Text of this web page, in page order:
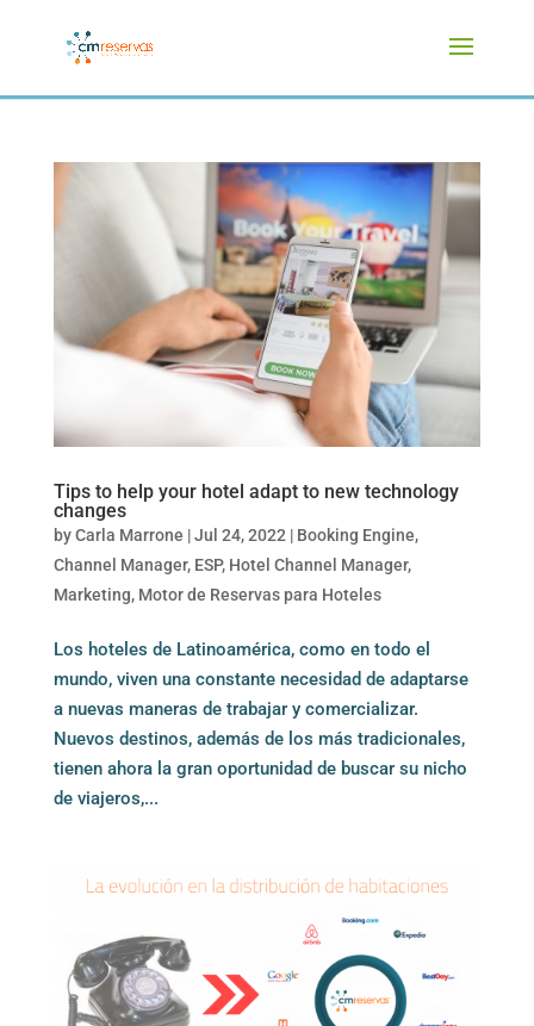
Tips to help your hotel adapt to new technology
changes
byCarla Marrone |Jul 24, 2022 | Booking Engine,
Channel Manager, ESP, Hotel Channel Manager,
Marketing, Motor de Reservas para Hoteles
Los hoteles de Latinoamérica, como en todo el
mundo, viven una constante necesidad de adaptarse
a nuevas maneras de trabajar y comercializar.
Nuevos destinos, además de los más tradicionales,
tienen ahora la gran oportunidad de buscar su nicho
de viajeros,...